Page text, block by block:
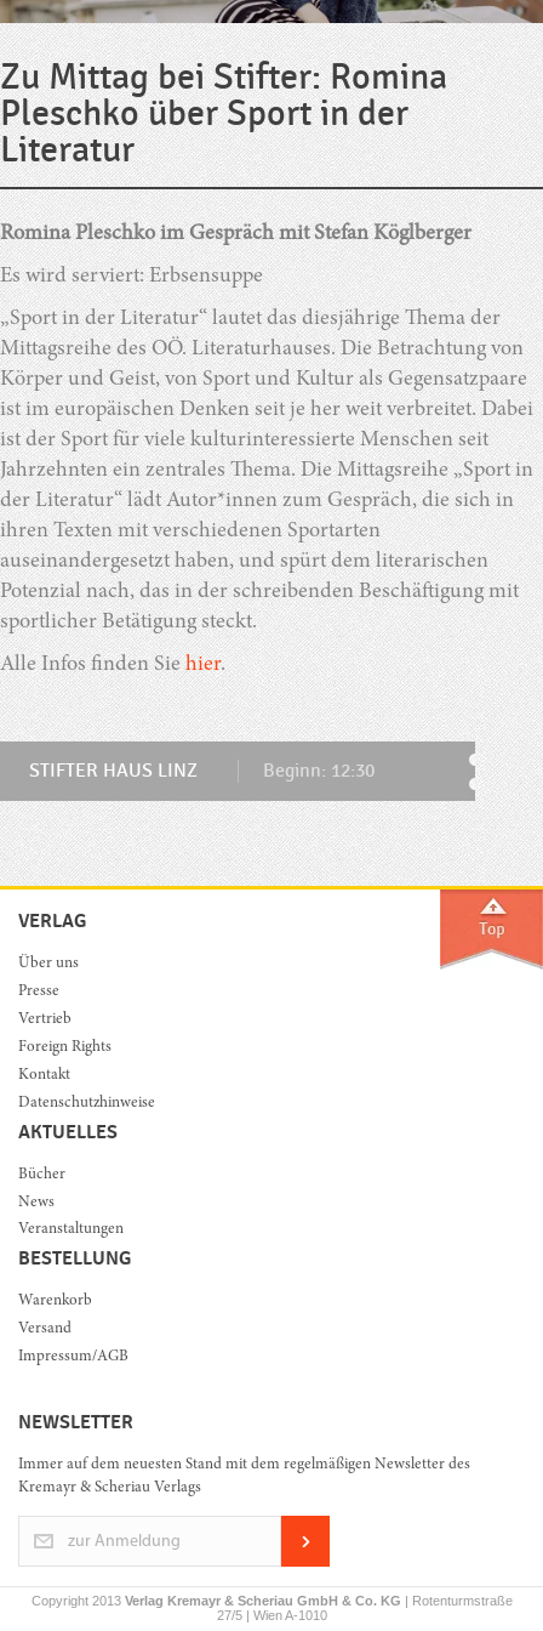
Zu Mittag bei Stifter: Romina
Pleschko über Sport in der
Literatur
Romina Pleschko im Gespräch mit Stefan Köglberger
Es wird serviert: Erbsensuppe
„Sport in der Literatur“ lautet das diesjährige Thema der
Mittagsreihe des OÖ. Literaturhauses. Die Betrachtung von
Körper und Geist, von Sport und Kultur als Gegensatzpaare
ist im europäischen Denken seit je her weit verbreitet. Dabei
ist der Sport für viele kulturinteressierte Menschen seit
Jahrzehnten ein zentrales Thema. Die Mittagsreihe „Sport in
der Literatur“ lädt Autor*innen zum Gespräch, die sich in
ihren Texten mit verschiedenen Sportarten
auseinandergesetzt haben, und spürt dem literarischen
Potenzial nach, das in der schreibenden Beschäftigung mit
sportlicher Betätigung steckt.
Alle Infos finden Siehier.
STIFTER HAUS LINZ Beginn: 12:30
VERLAG
Über uns
Presse
Vertrieb
Foreign Rights
Kontakt
Datenschutzhinweise
AKTUELLES
Bücher
News
Veranstaltungen
BESTELLUNG
Warenkorb
Versand
Impressum/AGB
NEWSLETTER
Immer auf dem neuesten Stand mit dem regelmäßigen Newsletter des
Kremayr & Scheriau Verlags
zur Anmeldung
Copyright 2013 Verlag Kremayr & Scheriau GmbH & Co. KG | Rotenturmstraße
27/5 | Wien A-1010